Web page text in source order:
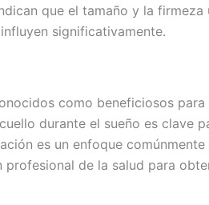
que el tamaño y la firmeza
significativamente.
como beneficiosos
durante el sueño es clave
es un enfoque
de la salud para